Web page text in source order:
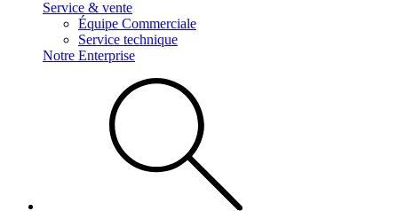
Service & vente
Équipe Commerciale
Service technique
Notre Enterprise